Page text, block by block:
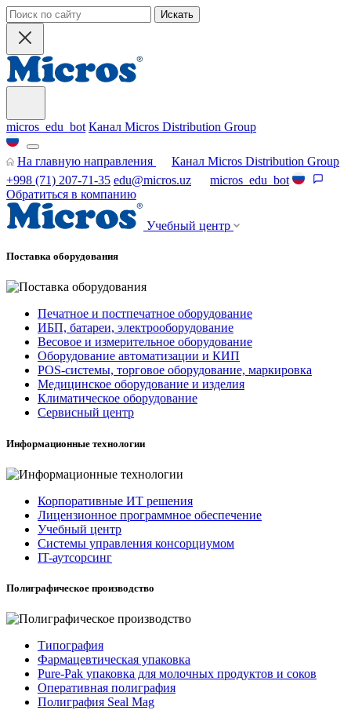
Искать
micros_edu_bot Канал Micros Distribution Group
На главную направления
Канал Micros Distribution Group
+998 (71) 207-71-35 edu@micros.uz
micros_edu_bot
Обратиться в компанию
Учебный центр
Поставка оборудования
Печатное и постпечатное оборудование
ИБП, батареи, электрооборудование
Весовое и измерительное оборудование
Оборудование автоматизации и КИП
POS-системы, торговое оборудование, маркировка
Медицинское оборудование и изделия
Климатическое оборудование
Сервисный центр
Информационные технологии
Корпоративные ИТ решения
Лицензионное программное обеспечение
Учебный центр
Системы управления консорциумом
IT-аутсорсинг
Полиграфическое производство
Типография
Фармацевтическая упаковка
Pure-Pak упаковка для молочных продуктов и соков
Оперативная полиграфия
Полиграфия Seal Mag